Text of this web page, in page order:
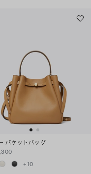
バケットバッグ
+10